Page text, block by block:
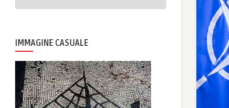
IMMAGINE CASUALE